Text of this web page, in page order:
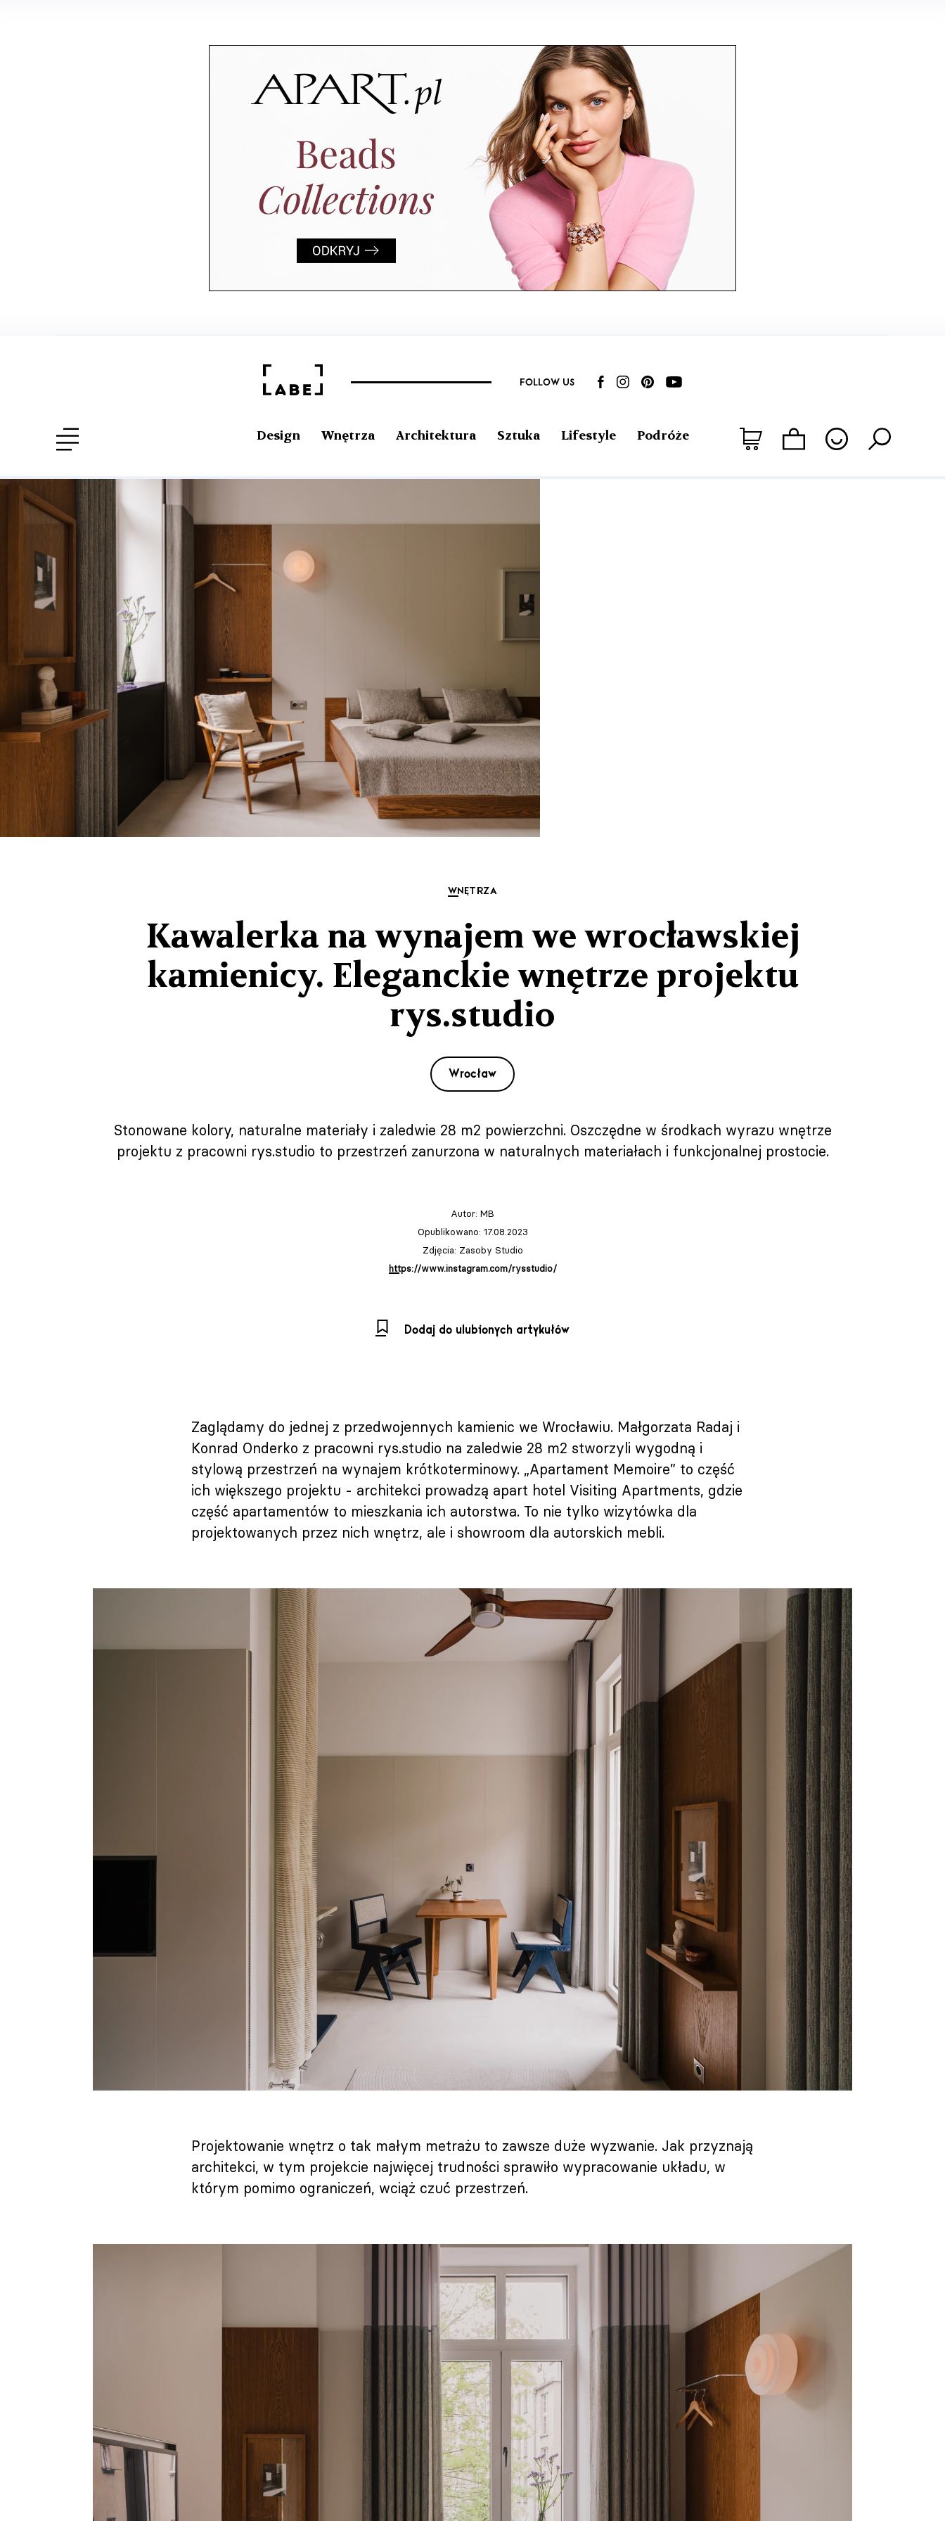
FOLLOW US
Design Wnętrza Architektura Sztuka Lifestyle Podróże
WNĘTRZA
Kawalerka na wynajem we wrocławskiej
kamienicy. Eleganckie wnętrze projektu
rys.studio
Wrocław
Stonowane kolory, naturalne materiały i zaledwie 28 m2 powierzchni. Oszczędne w środkach wyrazu wnętrze
projektu z pracowni rys.studio to przestrzeń zanurzona w naturalnych materiałach i funkcjonalnej prostocie.
Autor: MB
Opublikowano: 17.08.2023
Zdjęcia: Zasoby Studio
https://www.instagram.com/rysstudio/
Dodaj do ulubionych artykułów
Zaglądamy do jednej z przedwojennych kamienic we Wrocławiu. Małgorzata Radaj i
Konrad Onderko z pracowni rys.studio na zaledwie 28 m2 stworzyli wygodną i
stylową przestrzeń na wynajem krótkoterminowy. „Apartament Memoire” to część
ich większego projektu - architekci prowadzą apart hotel Visiting Apartments, gdzie
część apartamentów to mieszkania ich autorstwa. To nie tylko wizytówka dla
projektowanych przez nich wnętrz, ale i showroom dla autorskich mebli.
Projektowanie wnętrz o tak małym metrażu to zawsze duże wyzwanie. Jak przyznają
architekci, w tym projekcie najwięcej trudności sprawiło wypracowanie układu, w
którym pomimo ograniczeń, wciąż czuć przestrzeń.